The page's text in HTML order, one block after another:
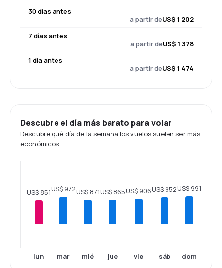
30 días antes
a partir deUS$ 1 202
7 días antes
a partir deUS$ 1 378
1 día antes
a partir deUS$ 1 474
Descubre el día más barato para volar
Descubre qué día de la semana los vuelos suelen ser más
económicos.
US$ 851
lun
US$ 972
mar
US$ 871
mié
US$ 865
jue
US$ 906
vie
US$ 952
sáb
US$ 991
dom